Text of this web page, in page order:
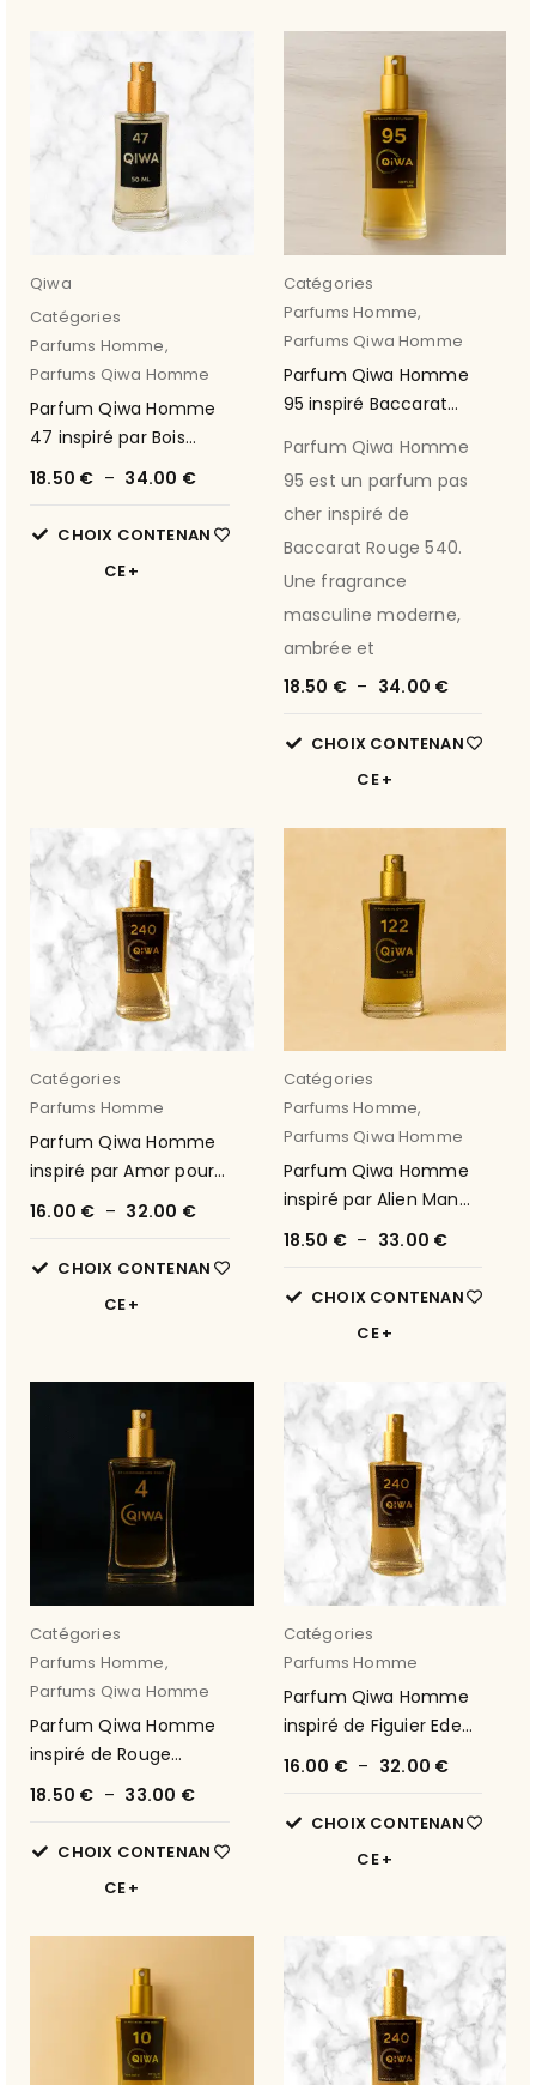
Qiwa
Catégories
Parfums Homme,
Parfums Qiwa Homme
Parfum Qiwa Homme
47 inspiré par Bois
d'Argent de Dior
18.50 € – 34.00 €
CHOIX CONTENAN
CE
Catégories
Parfums Homme,
Parfums Qiwa Homme
Parfum Qiwa Homme
95 inspiré Baccarat
Parfum Qiwa Homme
95 est un parfum pas
cher inspiré de
Baccarat Rouge 540.
Une fragrance
masculine moderne,
ambrée et
18.50 € – 34.00 €
CHOIX CONTENAN
CE
Catégories
Parfums Homme
Parfum Qiwa Homme
inspiré par Amor pour
Homme de Cacharel
16.00 € – 32.00 €
CHOIX CONTENAN
CE
Catégories
Parfums Homme,
Parfums Qiwa Homme
Parfum Qiwa Homme
inspiré par Alien Man
de Thierry Mugler 122
18.50 € – 33.00 €
CHOIX CONTENAN
CE
Catégories
Parfums Homme,
Parfums Qiwa Homme
Parfum Qiwa Homme
inspiré de Rouge
Malachite Armani Privé
18.50 € – 33.00 €
CHOIX CONTENAN
CE
Catégories
Parfums Homme
Parfum Qiwa Homme
inspiré de Figuier Eden
Armani Privé 3
16.00 € – 32.00 €
CHOIX CONTENAN
CE